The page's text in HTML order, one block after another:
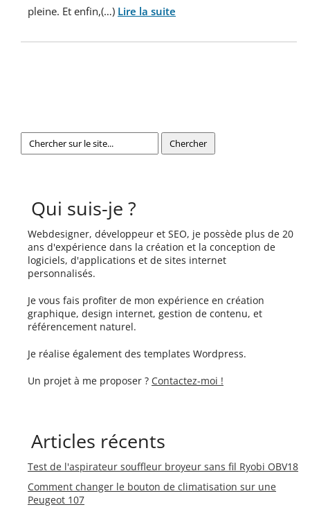
pleine. Et enfin,(…) Lire la suite
Qui suis-je ?
Webdesigner, développeur et SEO, je possède plus de 20
ans d'expérience dans la création et la conception de
logiciels, d'applications et de sites internet
personnalisés.
Je vous fais profiter de mon expérience en création
graphique, design internet, gestion de contenu, et
référencement naturel.
Je réalise également des templates Wordpress.
Un projet à me proposer ? Contactez-moi !
Articles récents
Test de l'aspirateur souffleur broyeur sans fil Ryobi OBV18
Comment changer le bouton de climatisation sur une
Peugeot 107